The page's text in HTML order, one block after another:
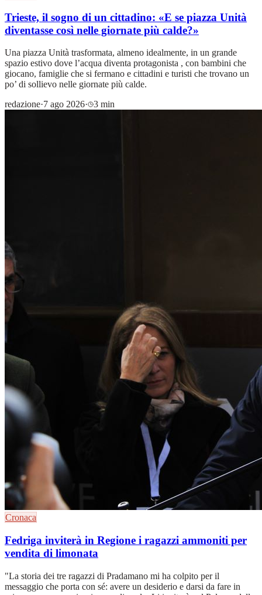
Trieste, il sogno di un cittadino: «E se piazza Unità
diventasse così nelle giornate più calde?»
Una piazza Unità trasformata, almeno idealmente, in un grande
spazio estivo dove l’acqua diventa protagonista , con bambini che
giocano, famiglie che si fermano e cittadini e turisti che trovano un
po’ di sollievo nelle giornate più calde.
redazione·7 ago 2026· 3 min
Cronaca
Fedriga inviterà in Regione i ragazzi ammoniti per
vendita di limonata
"La storia dei tre ragazzi di Pradamano mi ha colpito per il
messaggio che porta con sé: avere un desiderio e darsi da fare in